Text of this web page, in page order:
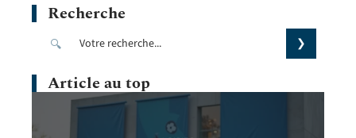
Recherche
Article au top